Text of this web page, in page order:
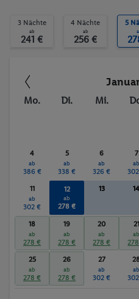
3 Nächte
ab
241 €
4 Nächte
ab
256 €
5
Mo. Di. Mi.
4
ab
386 €
5
ab
338 €
6
ab
326 €
7
ab
11
ab
302 €
12
ab
278 €
13 14
18
ab
278 €
19
ab
278 €
20
ab
278 €
21
ab
25
ab
278 €
26
ab
278 €
27
ab
302 €
ab